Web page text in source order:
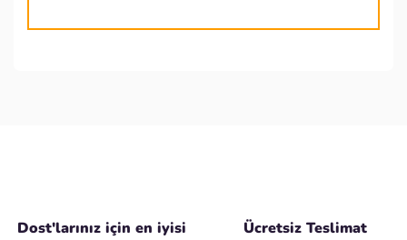
Dost'larınız için en iyisi
Ücretsiz Teslimat